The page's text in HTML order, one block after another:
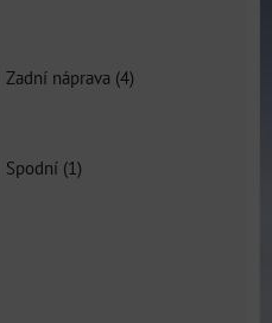
Zadní náprava (4)
Spodní (1)